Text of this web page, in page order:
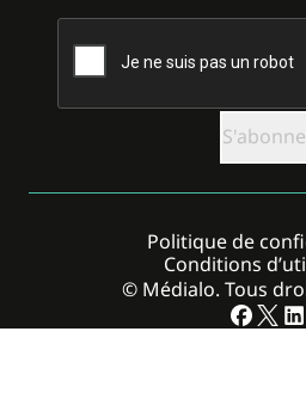
CAPTCHA
© Médialo. Tous
Politique de
Conditions